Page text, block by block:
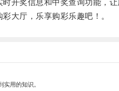
奖信息和中奖查询功能，让
大厅，乐享购彩乐趣吧！。
用的知识。